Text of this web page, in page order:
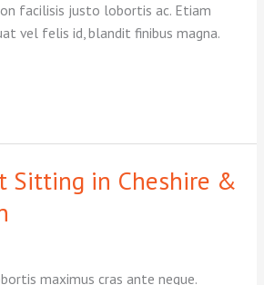
facilisis justo lobortis ac. Etiam
vel felis id, blandit finibus magna.
Sitting in Cheshire &
maximus cras ante neque.